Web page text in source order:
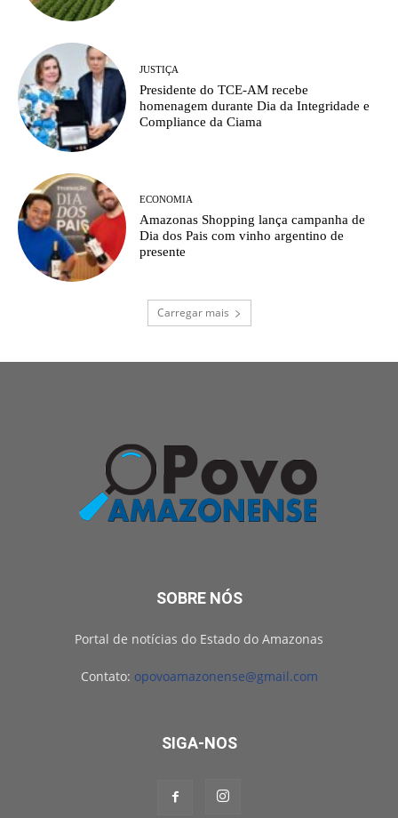
JUSTIÇA
Presidente do TCE-AM recebe
homenagem durante Dia da Integridade e
Compliance da Ciama
ECONOMIA
Amazonas Shopping lança campanha de
Dia dos Pais com vinho argentino de
presente
Carregar mais
SOBRE NÓS
Portal de notícias do Estado do Amazonas
Contato: opovoamazonense@gmail.com
SIGA-NOS